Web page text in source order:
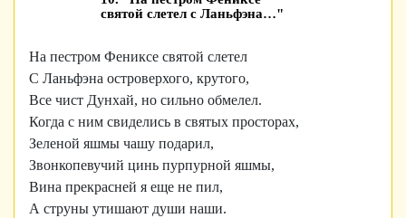
святой слетел с Ланьфэна…"
На пестром Фениксе святой слетел
С Ланьфэна островерхого, крутого,
Все чист Дунхай, но сильно обмелел.
Когда с ним свиделись в святых просторах,
Зеленой яшмы чашу подарил,
Звонкопевучий цинь пурпурной яшмы,
Вина прекрасней я еще не пил,
А струны утишают души наши.